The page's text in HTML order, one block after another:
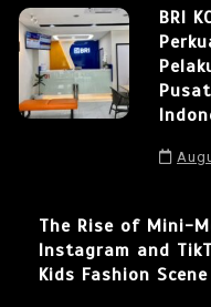
BRI
The Rise of Mini-
Instagram and
Kids Fashion Scene